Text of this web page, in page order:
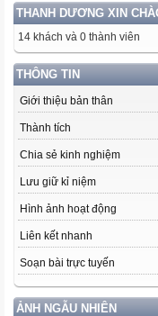
THANH DƯƠNG XIN
14 khách và 0 thành viên
THÔNG TIN
Giới thiệu bản thân
Thành tích
Chia sẻ kinh nghiệm
Lưu giữ kỉ niệm
Hình ảnh hoạt động
Liên kết nhanh
Soạn bài trực tuyến
ẢNH NGẪU NHIÊN